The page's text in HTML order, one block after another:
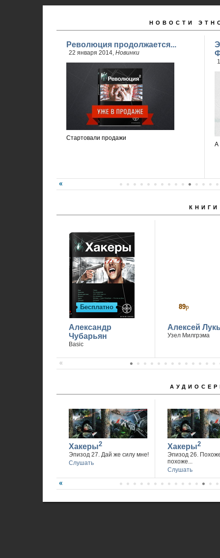
НОВОСТИ
Революция продолжается...
22 января 2014, Новинки
Стартовали продажи
А
КНИГИ
Бесплатно
Александр
Чубарьян
Basic
89р
Алексей
Узел Милгрэма
Хакеры2
Эпизод 27. Дай же силу мне!
Слушать
Хакеры2
Эпизод 26.
похоже...
Слушать